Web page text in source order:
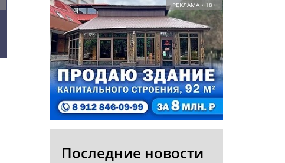
РЕКЛАМА • 18+
Последние новости